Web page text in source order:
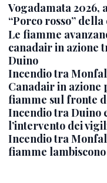
Vogadamata 2026,
“Porco rosso”
Le fiamme
canadair in azione
Duino
Incendio tra
Canadair in
fiamme sul fronte
Incendio tra Duino
l’intervento dei
Incendio tra
fiamme